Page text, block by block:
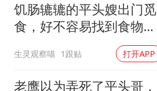
饥肠辘辘的平头嫂出门觅
食，好不容易找到食物，
生灵观察喵 1跟贴 打开APP
老鹰以为弄死了平头哥，